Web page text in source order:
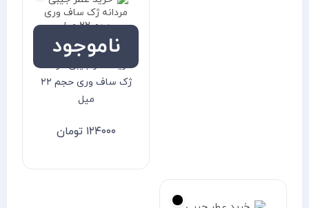
ناموجود
خرید عطر جیبی مردانه
ژک ساف وری حجم ۲۲
میل
۱۲۴۰۰۰ تومان